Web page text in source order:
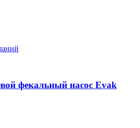
фекальный насос Evak